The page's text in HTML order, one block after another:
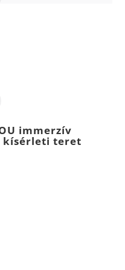
immerzív
kísérleti teret